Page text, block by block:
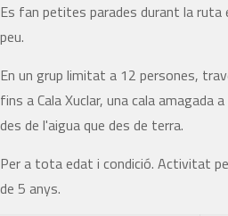
Es fan petites parades durant la ruta
peu.
En un grup limitat a 12 persones,
fins a Cala Xuclar, una cala amagada
des de l'aigua que des de terra.
Per a tota edat i condició. Activitat
de 5 anys.